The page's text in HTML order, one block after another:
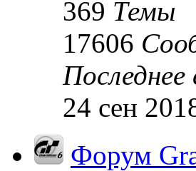
369 Темы
17606
24 сен
Форум